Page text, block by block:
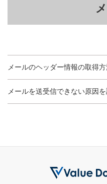
メールのヘッダー情報の取得
メールを送受信できない原因